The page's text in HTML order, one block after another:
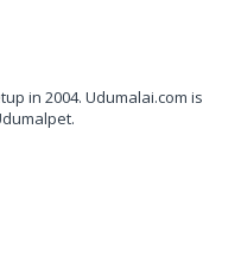
in 2004. Udumalai.com is